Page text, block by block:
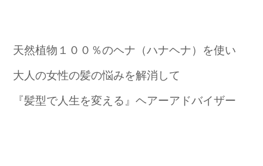
天然植物１００％のヘナ（ハナヘナ）を使い
大人の女性の髪の悩みを解消して
『髪型で人生を変える』ヘアーアドバイザー